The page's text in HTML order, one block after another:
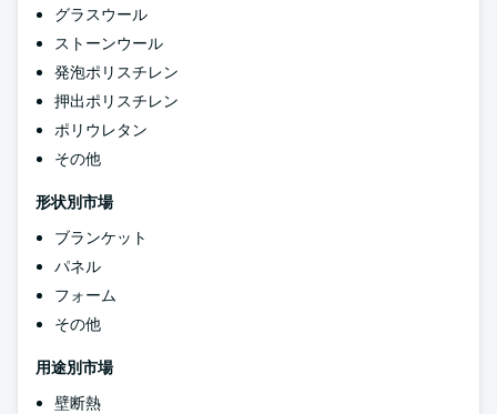
グラスウール
ストーンウール
発泡ポリスチレン
押出ポリスチレン
ポリウレタン
その他
形状別市場
ブランケット
パネル
フォーム
その他
用途別市場
壁断熱